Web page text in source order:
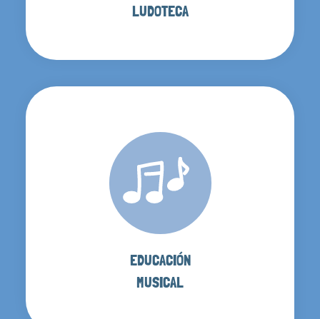
LUDOTECA
EDUCACIÓN
MUSICAL